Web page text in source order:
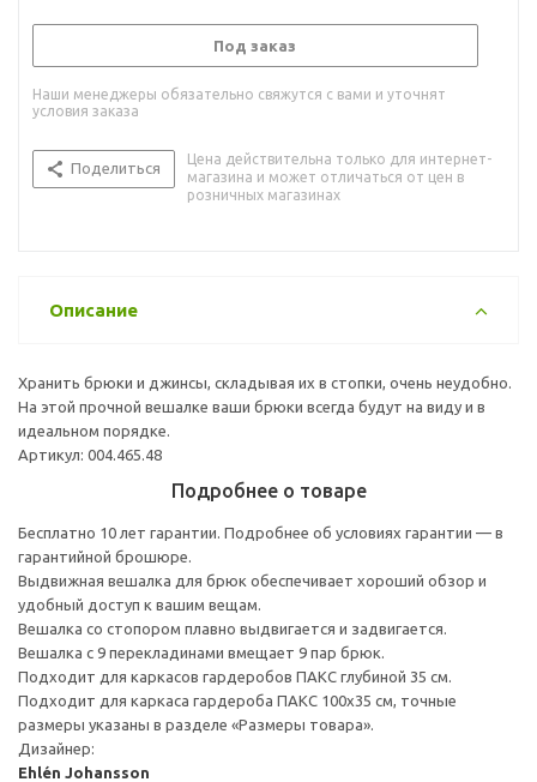
Под заказ
Наши менеджеры обязательно свяжутся с вами и уточнят
условия заказа
Поделиться
Цена действительна только для интернет-
магазина и может отличаться от цен в
розничных магазинах
Описание
Хранить брюки и джинсы, складывая их в стопки, очень неудобно.
На этой прочной вешалке ваши брюки всегда будут на виду и в
идеальном порядке.
Артикул: 004.465.48
Подробнее о товаре
Бесплатно 10 лет гарантии. Подробнее об условиях гарантии — в
гарантийной брошюре.
Выдвижная вешалка для брюк обеспечивает хороший обзор и
удобный доступ к вашим вещам.
Вешалка со стопором плавно выдвигается и задвигается.
Вешалка с 9 перекладинами вмещает 9 пар брюк.
Подходит для каркасов гардеробов ПАКС глубиной 35 см.
Подходит для каркаса гардероба ПАКС 100x35 см, точные
размеры указаны в разделе «Размеры товара».
Дизайнер:
Ehlén Johansson